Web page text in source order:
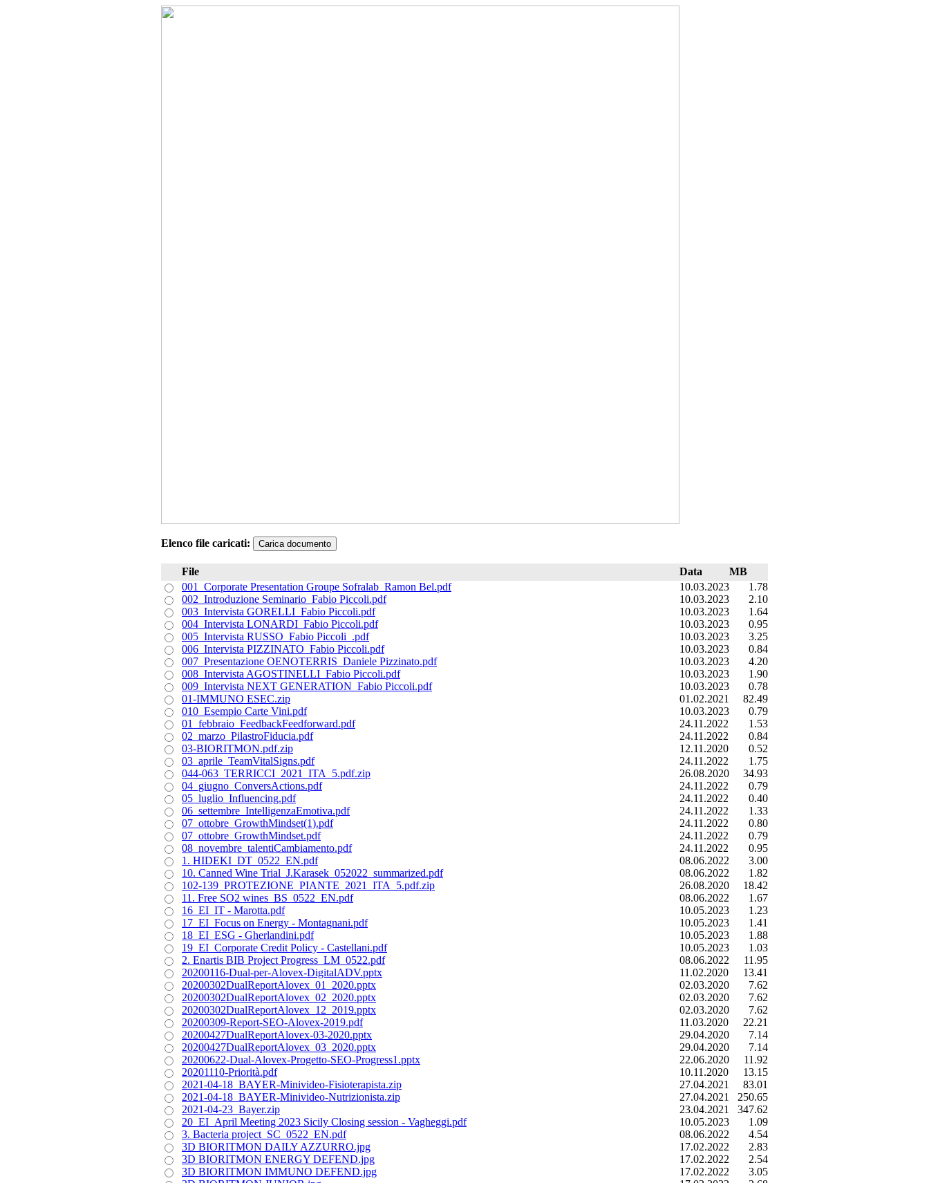
Elenco file caricati: Carica documento
File Data
MB
001_Corporate Presentation Groupe Sofralab_Ramon Bel.pdf
10.03.2023
1.78
002_Introduzione Seminario_Fabio Piccoli.pdf
10.03.2023
2.10
003_Intervista GORELLI_Fabio Piccoli.pdf
10.03.2023
1.64
004_Intervista LONARDI_Fabio Piccoli.pdf
10.03.2023
0.95
005_Intervista RUSSO_Fabio Piccoli_.pdf
10.03.2023
3.25
006_Intervista PIZZINATO_Fabio Piccoli.pdf
10.03.2023
0.84
007_Presentazione OENOTERRIS_Daniele Pizzinato.pdf
10.03.2023
4.20
008_Intervista AGOSTINELLI_Fabio Piccoli.pdf
10.03.2023
1.90
009_Intervista NEXT GENERATION_Fabio Piccoli.pdf
10.03.2023
0.78
01-IMMUNO ESEC.zip
01.02.2021
82.49
010_Esempio Carte Vini.pdf
10.03.2023
0.79
01_febbraio_FeedbackFeedforward.pdf
24.11.2022
1.53
02_marzo_PilastroFiducia.pdf
24.11.2022
0.84
03-BIORITMON.pdf.zip
12.11.2020
0.52
03_aprile_TeamVitalSigns.pdf
24.11.2022
1.75
044-063_TERRICCI_2021_ITA_5.pdf.zip
26.08.2020
34.93
04_giugno_ConversActions.pdf
24.11.2022
0.79
05_luglio_Influencing.pdf
24.11.2022
0.40
06_settembre_IntelligenzaEmotiva.pdf
24.11.2022
1.33
07_ottobre_GrowthMindset(1).pdf
24.11.2022
0.80
07_ottobre_GrowthMindset.pdf
24.11.2022
0.79
08_novembre_talentiCambiamento.pdf
24.11.2022
0.95
1. HIDEKI_DT_0522_EN.pdf
08.06.2022
3.00
10. Canned Wine Trial_J.Karasek_052022_summarized.pdf
08.06.2022
1.82
102-139_PROTEZIONE_PIANTE_2021_ITA_5.pdf.zip
26.08.2020
18.42
11. Free SO2 wines_BS_0522_EN.pdf
08.06.2022
1.67
16_EI_IT - Marotta.pdf
10.05.2023
1.23
17_EI_Focus on Energy - Montagnani.pdf
10.05.2023
1.41
18_EI_ESG - Gherlandini.pdf
10.05.2023
1.88
19_EI_Corporate Credit Policy - Castellani.pdf
10.05.2023
1.03
2. Enartis BIB Project Progress_LM_0522.pdf
08.06.2022
11.95
20200116-Dual-per-Alovex-DigitalADV.pptx
11.02.2020
13.41
20200302DualReportAlovex_01_2020.pptx
02.03.2020
7.62
20200302DualReportAlovex_02_2020.pptx
02.03.2020
7.62
20200302DualReportAlovex_12_2019.pptx
02.03.2020
7.62
20200309-Report-SEO-Alovex-2019.pdf
11.03.2020
22.21
20200427DualReportAlovex-03-2020.pptx
29.04.2020
7.14
20200427DualReportAlovex_03_2020.pptx
29.04.2020
7.14
20200622-Dual-Alovex-Progetto-SEO-Progress1.pptx
22.06.2020
11.92
20201110-Priorità.pdf
10.11.2020
13.15
2021-04-18_BAYER-Minivideo-Fisioterapista.zip
27.04.2021
83.01
2021-04-18_BAYER-Minivideo-Nutrizionista.zip
27.04.2021
250.65
2021-04-23_Bayer.zip
23.04.2021
347.62
20_EI_April Meeting 2023 Sicily Closing session - Vagheggi.pdf
10.05.2023
1.09
3. Bacteria project_SC_0522_EN.pdf
08.06.2022
4.54
3D BIORITMON DAILY AZZURRO.jpg
17.02.2022
2.83
3D BIORITMON ENERGY DEFEND.jpg
17.02.2022
2.54
3D BIORITMON IMMUNO DEFEND.jpg
17.02.2022
3.05